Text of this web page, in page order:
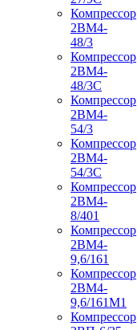
Компрессор
2ВМ4-
48/3
Компрессор
2ВМ4-
48/3С
Компрессор
2ВМ4-
54/3
Компрессор
2ВМ4-
54/3С
Компрессор
2ВМ4-
8/401
Компрессор
2ВМ4-
9,6/161
Компрессор
2ВМ4-
9,6/161М1
Компрессор